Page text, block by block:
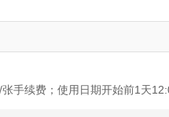
手续费；使用日期开始前1天